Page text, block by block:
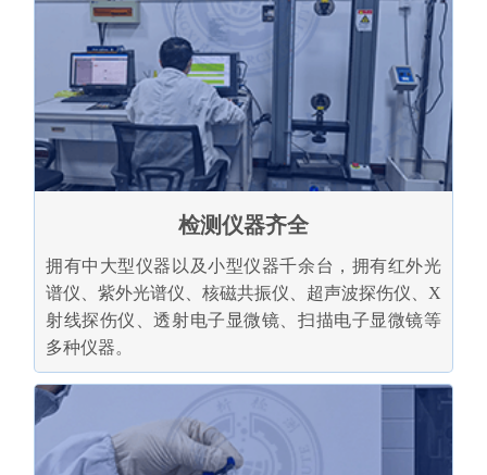
检测仪器齐全
拥有中大型仪器以及小型仪器千余台，拥有红外光
谱仪、紫外光谱仪、核磁共振仪、超声波探伤仪、X
射线探伤仪、透射电子显微镜、扫描电子显微镜等
多种仪器。